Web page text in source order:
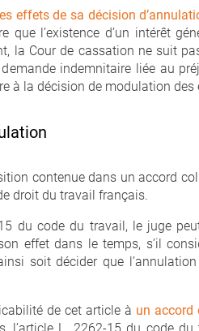
effets de sa décision
que l’existence d’un intérêt
la Cour de cassation ne suit
indemnitaire liée au
à la décision de modulation des
contenue dans un accord
droit du travail français.
du code du travail, le juge
effet dans le temps, s’il
soit décider que
de cet article à un accord